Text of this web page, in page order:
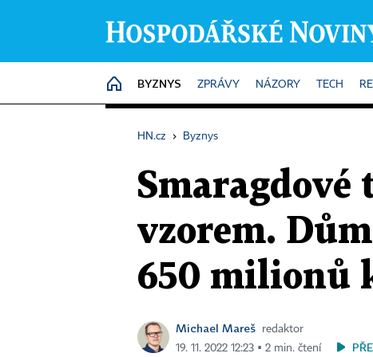
HOME
BYZNYS ZPRÁVY NÁZORY TECH
HN.cz › Byznys
Smaragdové
vzorem.
650 milionů
Michael Mareš
redaktor
19. 11. 2022 12:23 ▪ 2 min. čtení